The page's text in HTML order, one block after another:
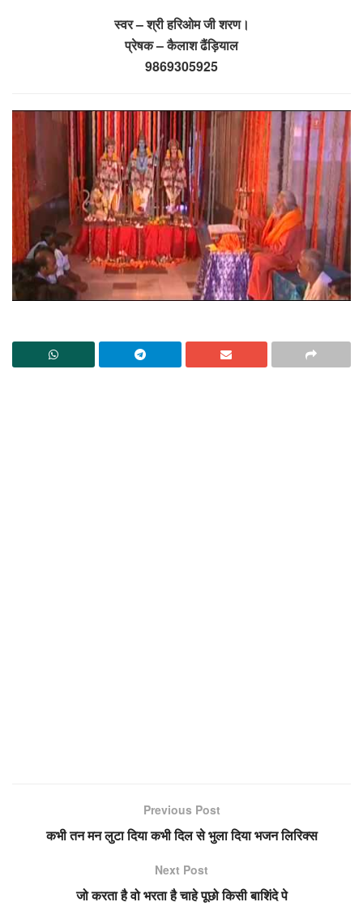
स्वर – श्री हरिओम जी शरण।
प्रेषक – कैलाश ढैंड़ियाल
9869305925
Previous Post
कभी तन मन लुटा दिया कभी दिल से भुला दिया भजन लिरिक्स
Next Post
जो करता है वो भरता है चाहे पूछो किसी बाशिंदे पे